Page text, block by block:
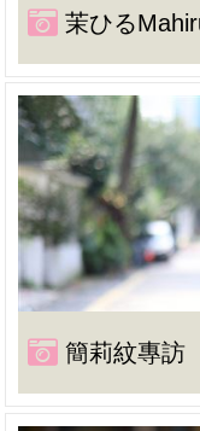
茉ひる
簡莉紋專訪